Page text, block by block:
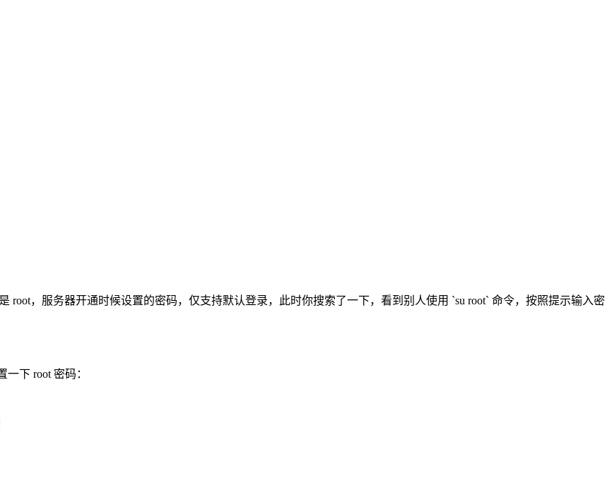
root，服务器开通时候设置的密码，仅支持默认登录，此时你搜索了一下，看到别人使用 `su root` 命令，按照提示输入密
下 root 密码：